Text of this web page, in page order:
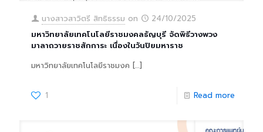
นางสาวสาวิตรี สิทธิธรรม on
24/10/2025
มหาวิทยาลัยเทคโนโลยีราชมงคลธัญบุรี จัดพิธีวางพวง
มาลาถวายราชสักการะ เนื่องในวันปิยมหาราช
มหาวิทยาลัยเทคโนโลยีราชมงค […]
1 Read more